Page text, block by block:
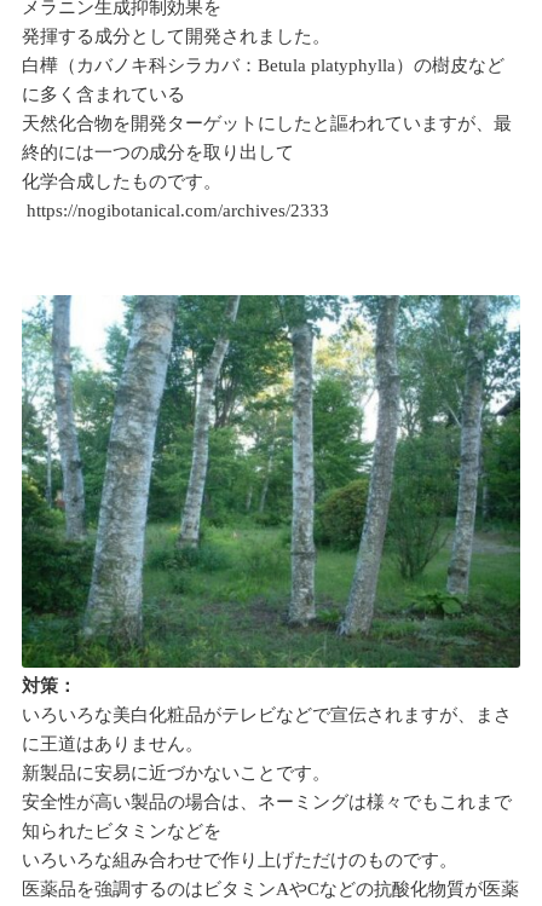
メラニン生成抑制効果を
発揮する成分として開発されました。
白樺（カバノキ科シラカバ：Betula platyphylla）の樹皮など
に多く含まれている
天然化合物を開発ターゲットにしたと謳われていますが、最
終的には一つの成分を取り出して
化学合成したものです。
https://nogibotanical.com/archives/2333
対策：
いろいろな美白化粧品がテレビなどで宣伝されますが、まさ
に王道はありません。
新製品に安易に近づかないことです。
安全性が高い製品の場合は、ネーミングは様々でもこれまで
知られたビタミンなどを
いろいろな組み合わせで作り上げただけのものです。
医薬品を強調するのはビタミンAやCなどの抗酸化物質が医薬